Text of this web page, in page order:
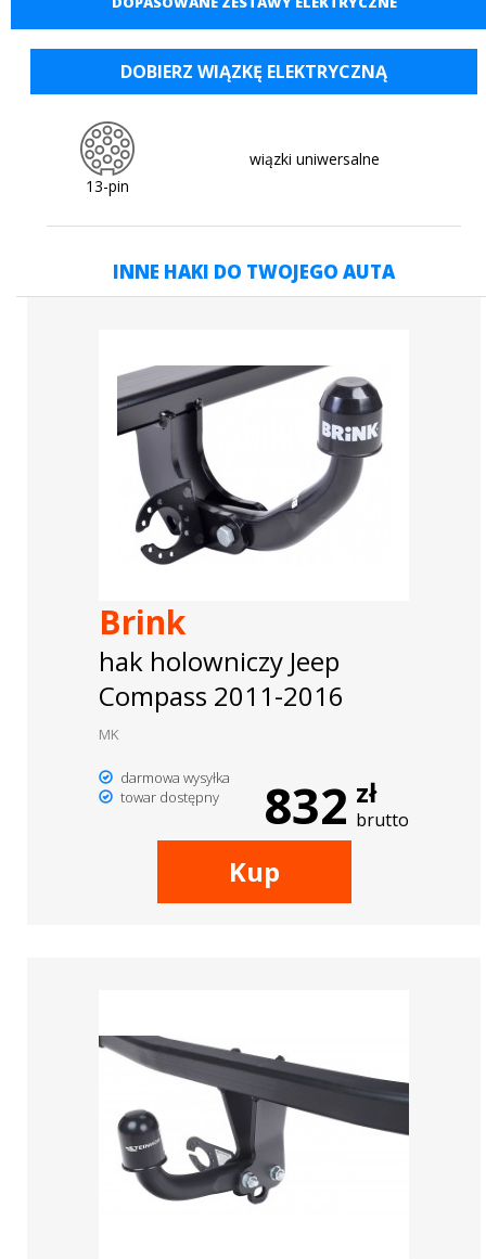
DOBIERZ WIĄZKĘ ELEKTRYCZNĄ
13-pin
wiązki uniwersalne
INNE HAKI DO TWOJEGO AUTA
Brink
hak holowniczy Jeep
Compass 2011-2016
MK
darmowa wysyłka
towar dostępny
832 zł
brutto
Kup